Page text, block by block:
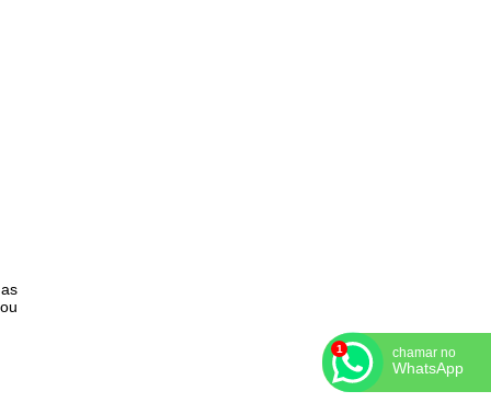
chamar no
WhatsApp